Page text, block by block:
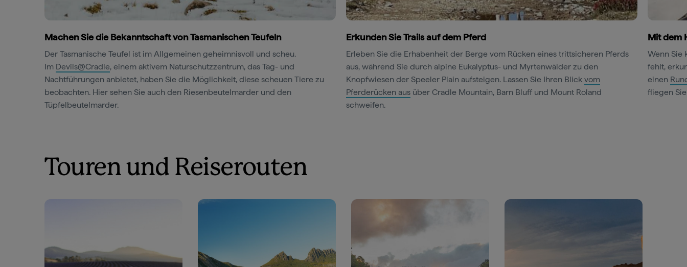
Machen Sie die Bekanntschaft von Tasmanischen Teufeln
Der Tasmanische Teufel ist im Allgemeinen geheimnisvoll und scheu.
Im Devils@Cradle, einem aktivem Naturschutzzentrum, das Tag- und
Nachtführungen anbietet, haben Sie die Möglichkeit, diese scheuen Tiere zu
beobachten. Hier sehen Sie auch den Riesenbeutelmarder und den
Tüpfelbeutelmarder.
Erkunden Sie Trails auf dem Pferd
Erleben Sie die Erhabenheit der Berge vom Rücken eines trittsicheren Pferds
aus, während Sie durch alpine Eukalyptus- und Myrtenwälder zu den
Knopfwiesen der Speeler Plain aufsteigen. Lassen Sie Ihren Blick vom
Pferderücken aus über Cradle Mountain, Barn Bluff und Mount Roland
schweifen.
Mit dem
Wenn Sie
fehlt,
einen
fliegen
Touren und Reiserouten